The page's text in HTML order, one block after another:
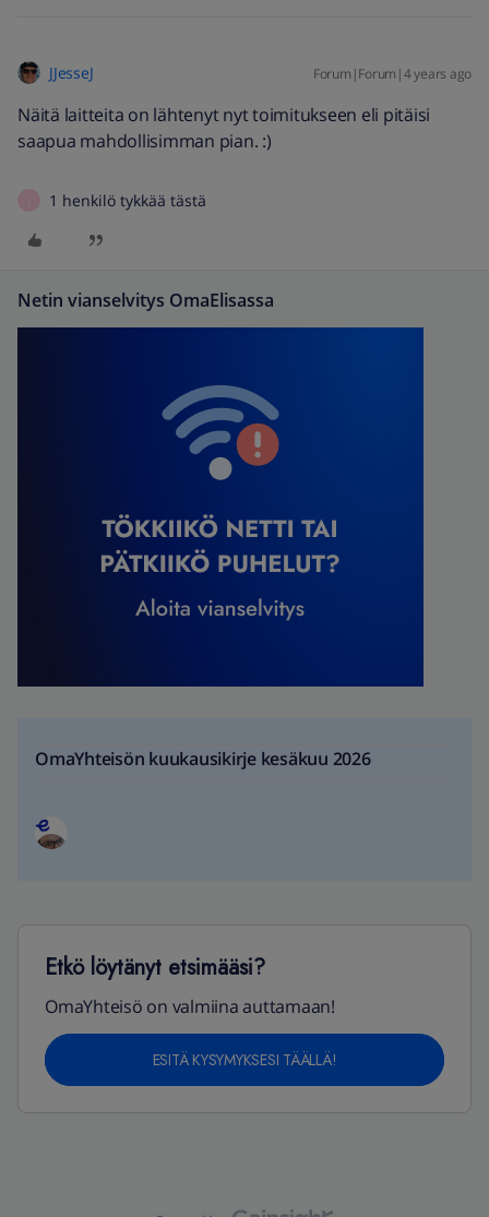
JJesseJ Forum|Forum|4 years ago
Näitä laitteita on lähtenyt nyt toimitukseen eli pitäisi
saapua mahdollisimman pian. :)
1 henkilö tykkää tästä
Netin vianselvitys OmaElisassa
OmaYhteisön kuukausikirje kesäkuu 2026
Etkö löytänyt etsimääsi?
OmaYhteisö on valmiina auttamaan!
ESITÄ KYSYMYKSESI TÄÄLLÄ!